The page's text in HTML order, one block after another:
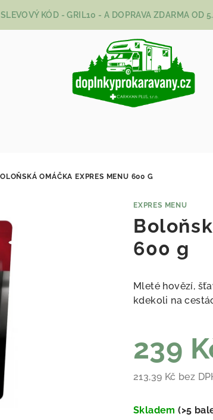
SLEVOVÝ KÓD - GRIL10 - A DOPRAVA ZDARMA OD
OMÁČKA EXPRES MENU 600 G
EXPRES MENU
600 g
Mleté hovězí,
kdekoli na
239
213,39 Kč bez
Skladem(>5